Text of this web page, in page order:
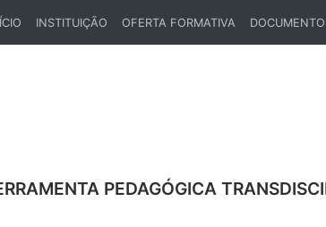
INSTITUIÇÃO OFERTA FORMATIVA
PEDAGÓGICA